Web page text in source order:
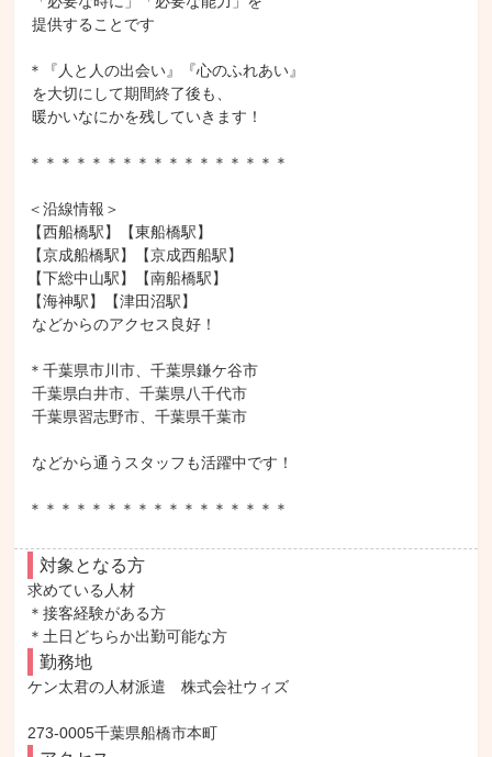
＊『人と人の出会い』『心のふれあい』
＊＊＊＊＊＊＊＊＊＊＊＊＊＊＊＊＊
＜沿線情報＞
【西船橋駅】【東船橋駅】
【京成船橋駅】【京成西船駅】
【下総中山駅】【南船橋駅】
【海神駅】【津田沼駅】
＊千葉県市川市、千葉県鎌ケ谷市
＊＊＊＊＊＊＊＊＊＊＊＊＊＊＊＊＊
対象となる方
求めている人材
＊接客経験がある方
＊土日どちらか出勤可能な方
勤務地
ケン太君の人材派遣　株式会社ウィズ
273-0005千葉県船橋市本町